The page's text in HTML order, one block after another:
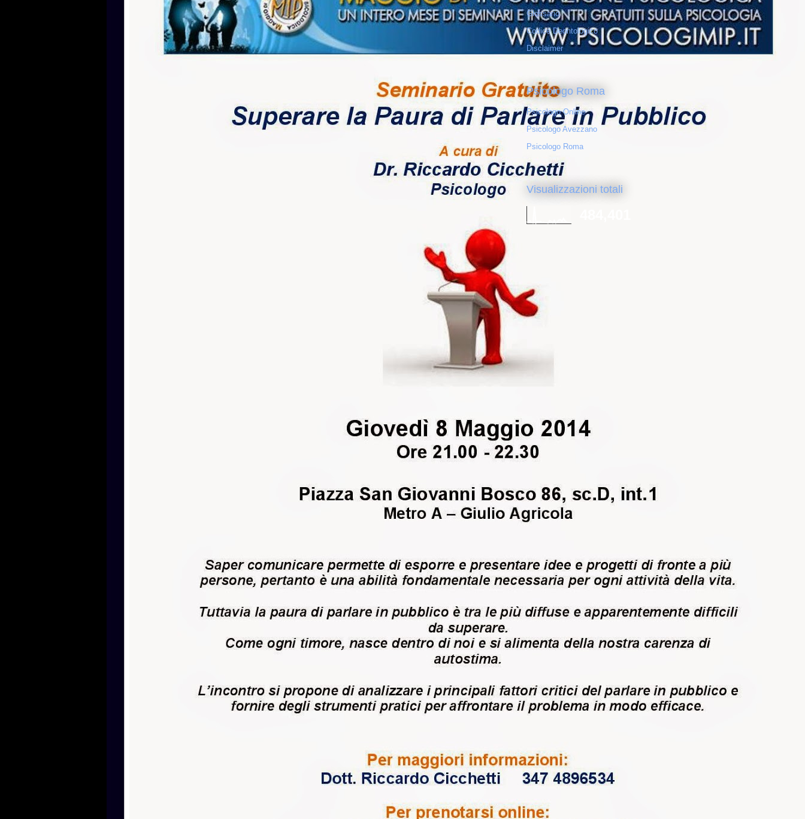
Glossario
Codice Deontologico
Disclaimer
Psicologo Roma
Psicologo Online
Psicologo Avezzano
Psicologo Roma
Visualizzazioni totali